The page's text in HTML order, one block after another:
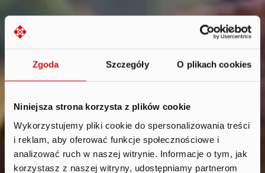
Zgoda Szczegóły O plikach cookies
Niniejsza strona korzysta z plików cookie
Wykorzystujemy pliki cookie do spersonalizowania treści
i reklam, aby oferować funkcje społecznościowe i
analizować ruch w naszej witrynie. Informacje o tym, jak
korzystasz z naszej witryny, udostępniamy partnerom
Aktualności.
2025